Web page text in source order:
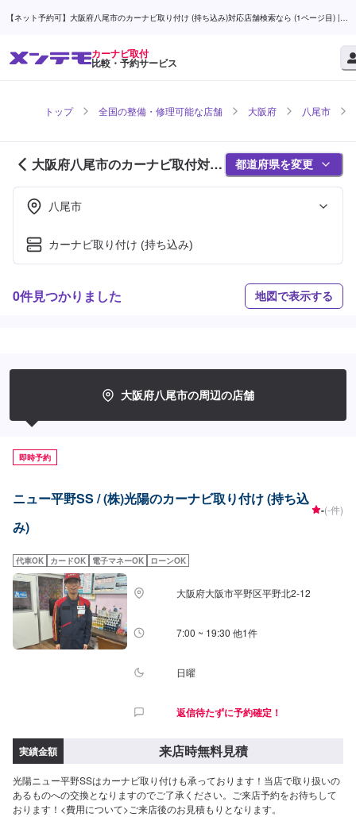
【ネット予約可】大阪府八尾市のカーナビ取り付け (持ち込み)対応店舗検索なら (1ページ目) |
カーナビ取付
比較・予約サービス
トップ 全国の整備・修理可能な店舗 大阪府 八尾市
大阪府八尾市のカーナビ取付対応
店舗紹介 (1ページ目)
都道府県を変更
八尾市
カーナビ取り付け (持ち込み)
0件見つかりました 地図で表示する
大阪府八尾市の周辺の店舗
即時予約
ニュー平野SS / (株)光陽のカーナビ取り付け (持ち込
み)
-(-件)
代車OK カードOK 電子マネーOK ローンOK
大阪府大阪市平野区平野北2-12
7:00 ~ 19:30 他1件
日曜
返信待たずに予約確定！
実績金額 来店時無料見積
光陽ニュー平野SSはカーナビ取り付けも承っております！当店で取り扱いの
あるものへの交換となりますのでご了承ください。ご来店予約をお待ちして
おります！<費用について>ご来店後のお見積もりとなります。